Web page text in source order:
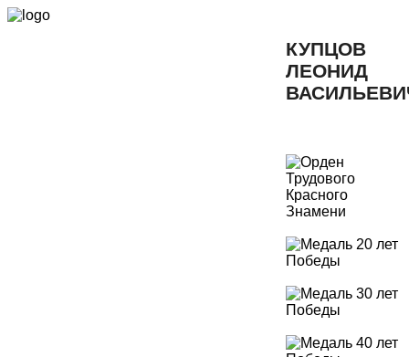
КУПЦОВ
ЛЕОНИД